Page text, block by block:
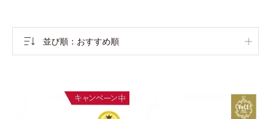
並び順 おすすめ順